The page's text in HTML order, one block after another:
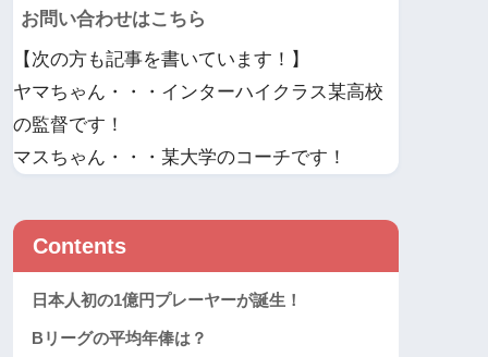
お問い合わせはこちら
【次の方も記事を書いています！】
ヤマちゃん・・・インターハイクラス某高校
の監督です！
マスちゃん・・・某大学のコーチです！
Contents
日本人初の1億円プレーヤーが誕生！
Bリーグの平均年俸は？